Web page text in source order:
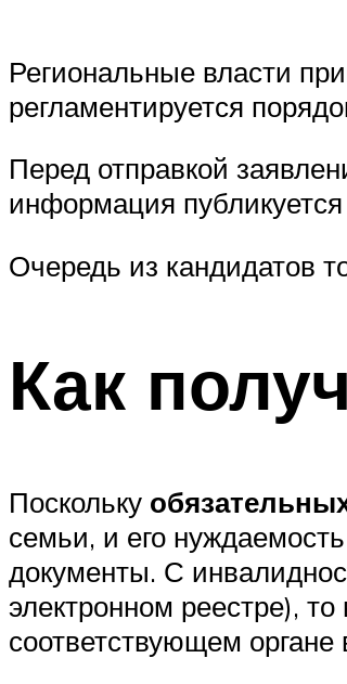
Региональные власти
регламентируется
Перед отправкой
информация
Очередь из кандидатов
Как
Поскольку
семьи, и его
документы. С
электронном реестре),
соответствующем органе